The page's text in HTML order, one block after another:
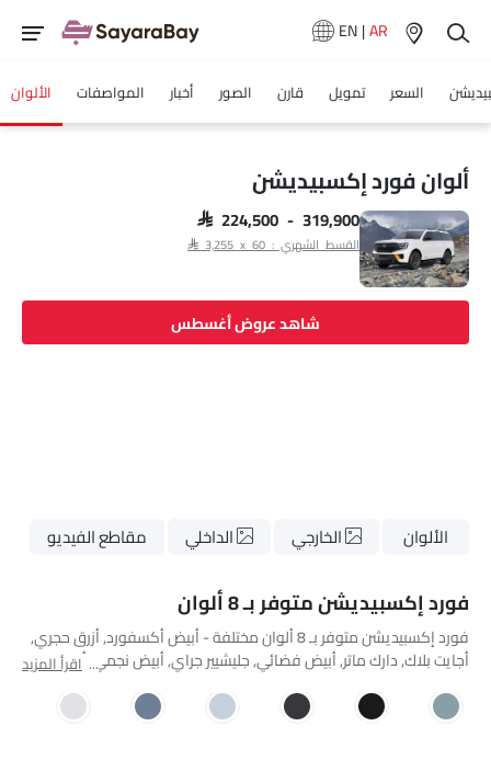
EN|AR
السعر تمويل قارن الصور أخبار المواصفات الألوان
ألوان فورد إكسبيديشن
SAR 224,500 - 319,900
القسط الشهري : SAR 3,255 x 60
شاهد عروض أغسطس
الألوان الخارجي الداخلي مقاطع الفيديو
فورد إكسبيديشن متوفر بـ 8 ألوان
فورد إكسبيديشن متوفر بـ 8 ألوان مختلفة - أبيض أكسفورد, أزرق حجري,
أجايت بلاك, دارك ماتر, أبيض فضائي, جليشيير جراي, أبيض نجمي, أخضر بري.
اقرأ المزيد